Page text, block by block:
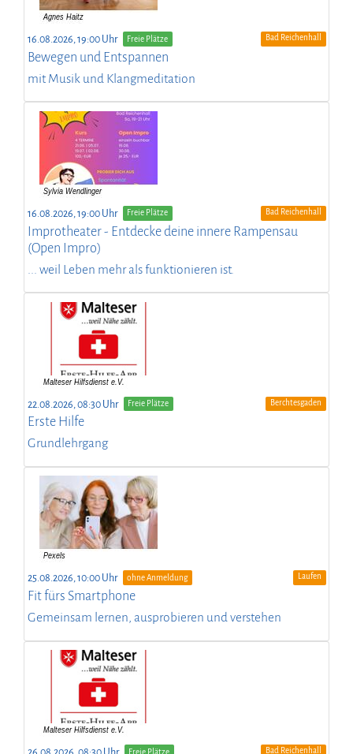
16.08.2026, 19:00 Uhr Freie Plätze Bad Reichenhall
Bewegen und Entspannen
mit Musik und Klangmeditation
16.08.2026, 19:00 Uhr Freie Plätze Bad Reichenhall
Improtheater - Entdecke deine innere Rampensau
(Open Impro)
... weil Leben mehr als funktionieren ist.
22.08.2026, 08:30 Uhr Freie Plätze Berchtesgaden
Erste Hilfe
Grundlehrgang
25.08.2026, 10:00 Uhr ohne Anmeldung Laufen
Fit fürs Smartphone
Gemeinsam lernen, ausprobieren und verstehen
Freie Plätze Bad Reichenhall